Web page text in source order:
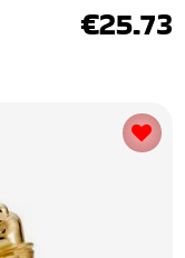
€25.73